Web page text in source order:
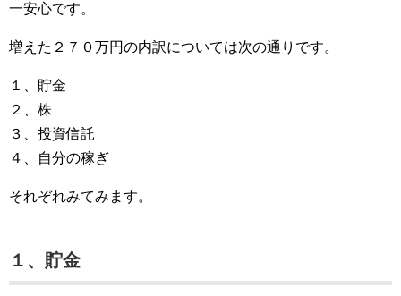
一安心です。
増えた２７０万円の内訳については次の通りです。
１、貯金
２、株
３、投資信託
４、自分の稼ぎ
それぞれみてみます。
１、貯金